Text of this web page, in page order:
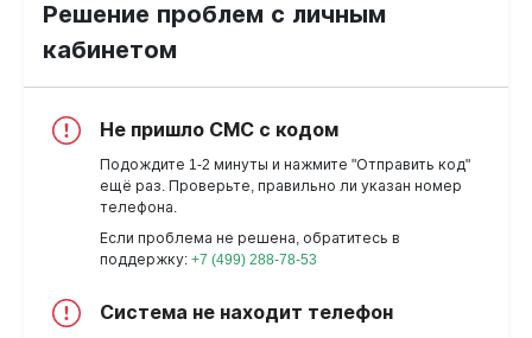
Решение проблем с личным
кабинетом
Не пришло СМС с кодом
Подождите 1-2 минуты и нажмите "Отправить код"
ещё раз. Проверьте, правильно ли указан номер
телефона.
Если проблема не решена, обратитесь в
поддержку: +7 (499) 288-78-53
Система не находит телефон